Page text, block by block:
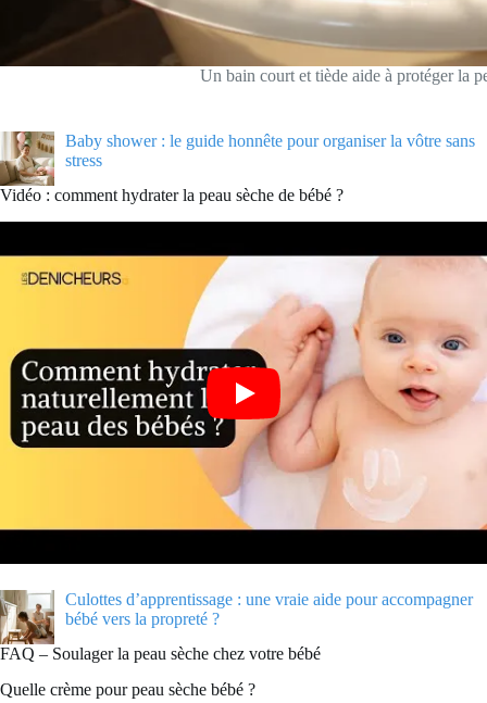
Un bain court et tiède aide à protéger la
Baby shower : le guide honnête pour organiser la vôtre sans
stress
Vidéo : comment hydrater la peau sèche de bébé ?
Culottes d’apprentissage : une vraie aide pour accompagner
bébé vers la propreté ?
FAQ – Soulager la peau sèche chez votre bébé
Quelle crème pour peau sèche bébé ?